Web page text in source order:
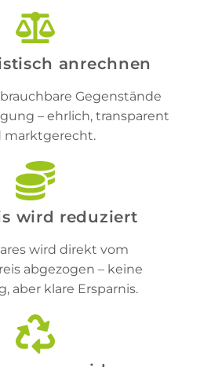
anrechnen
Gegenstände
– ehrlich, transparent
marktgerecht.
wird reduziert
wird direkt vom
abgezogen – keine
aber klare Ersparnis.